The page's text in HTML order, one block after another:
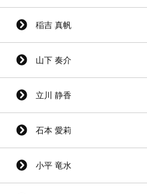
稲吉 真帆
山下 奏介
立川 静香
石本 愛莉
小平 竜水